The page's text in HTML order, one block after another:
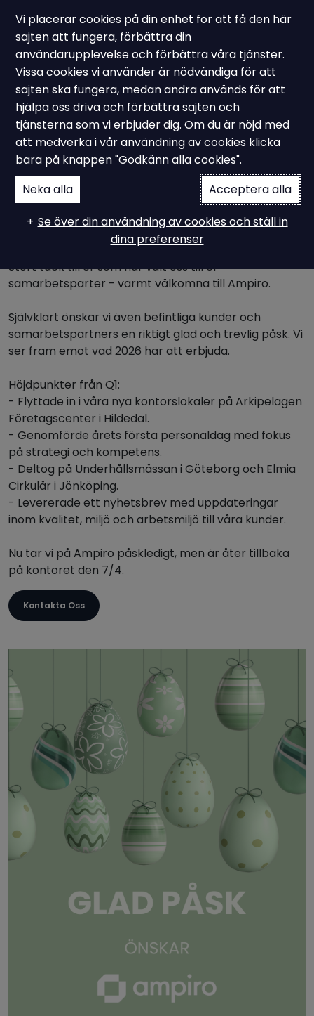
Ampiro önskar
GLAD PÅSK
Nu när påskledigheten ligger runt hörnet vill vi på
Ampiro passa på att önska alla våra kunder och
samarbetspartners en riktigt glad påsk.
Första delen av 2026 har gått fort och vi har
välkomnat både nya medarbetare och kunder till oss.
Stort tack till er som har valt oss till er
samarbetsparter - varmt välkomna till Ampiro.
Självklart önskar vi även befintliga kunder och
samarbetspartners en riktigt glad och trevlig påsk. Vi
ser fram emot vad 2026 har att erbjuda.
Höjdpunkter från Q1:
- Flyttade in i våra nya kontorslokaler på Arkipelagen
Företagscenter i Hildedal.
- Genomförde årets första personaldag med fokus
på strategi och kompetens.
- Deltog på Underhållsmässan i Göteborg och Elmia
Cirkulär i Jönköping.
- Levererade ett nyhetsbrev med uppdateringar
inom kvalitet, miljö och arbetsmiljö till våra kunder.
Nu tar vi på Ampiro påskledigt, men är åter tillbaka
på kontoret den 7/4.
Kontakta Oss
Vi placerar cookies på din enhet för att få den här
sajten att fungera, förbättra din
användarupplevelse och förbättra våra tjänster.
Vissa cookies vi använder är nödvändiga för att
sajten ska fungera, medan andra används för att
hjälpa oss driva och förbättra sajten och
tjänsterna som vi erbjuder dig. Om du är nöjd med
att medverka i vår användning av cookies klicka
bara på knappen "Godkänn alla cookies".
Acceptera alla
Neka alla
Se över din användning av cookies och ställ in
dina preferenser